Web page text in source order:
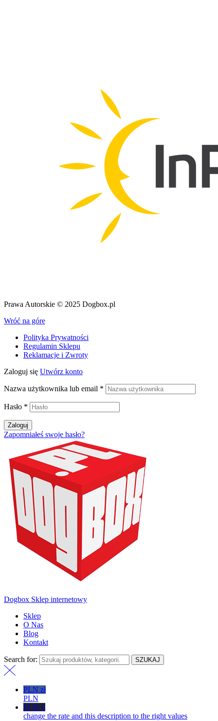
Prawa Autorskie © 2025 Dogbox.pl
Wróć na górę
Polityka Prywatności
Regulamin Sklepu
Reklamacje i Zwroty
Zaloguj się Utwórz konto
Nazwa użytkownika lub email *
Hasło *
Zaloguj
Zapomniałeś swoje hasło?
Dogbox Sklep internetowy
Sklep
O Nas
Blog
Kontakt
Search for: SZUKAJ
PLN zł
PLN
EUR €
change the rate and this description to the right values